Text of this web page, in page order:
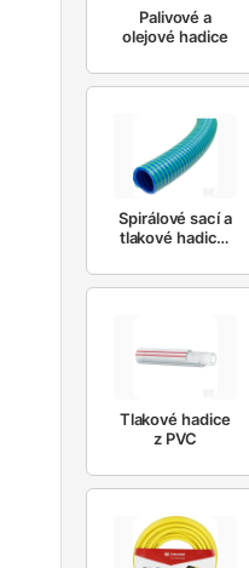
Palivové a
olejové hadice
Spirálové sací a
tlakové hadice,
Tlakové hadice
z PVC